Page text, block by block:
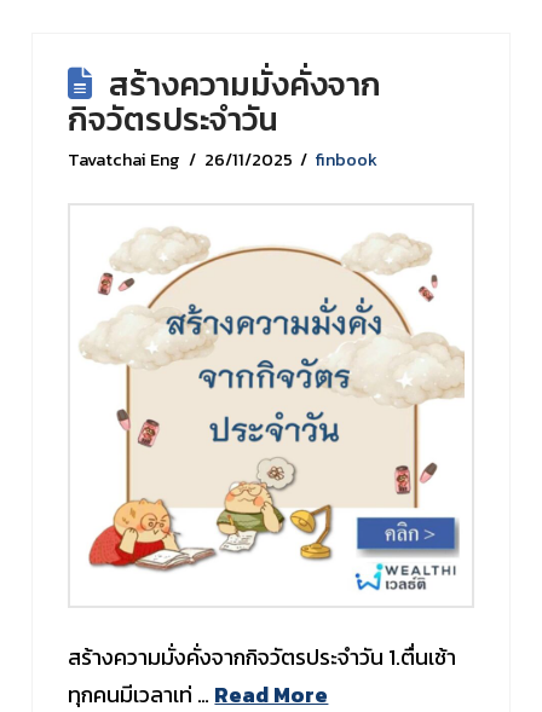
สร้างความมั่งคั่งจาก
กิจวัตรประจำวัน
Tavatchai Eng 26/11/2025 finbook
สร้างความมั่งคั่งจากกิจวัตรประจำวัน 1.ตื่นเช้า
ทุกคนมีเวลาเท่ … Read More